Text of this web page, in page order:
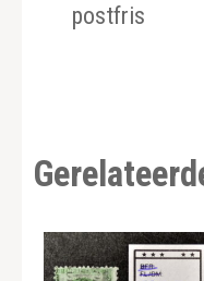
postfris